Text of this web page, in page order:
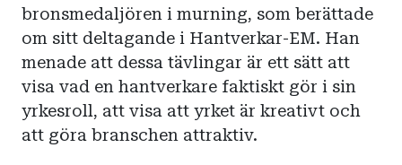
bronsmedaljören i murning, som berättade
om sitt deltagande i Hantverkar-EM. Han
menade att dessa tävlingar är ett sätt att
visa vad en hantverkare faktiskt gör i sin
yrkesroll, att visa att yrket är kreativt och
att göra branschen attraktiv.